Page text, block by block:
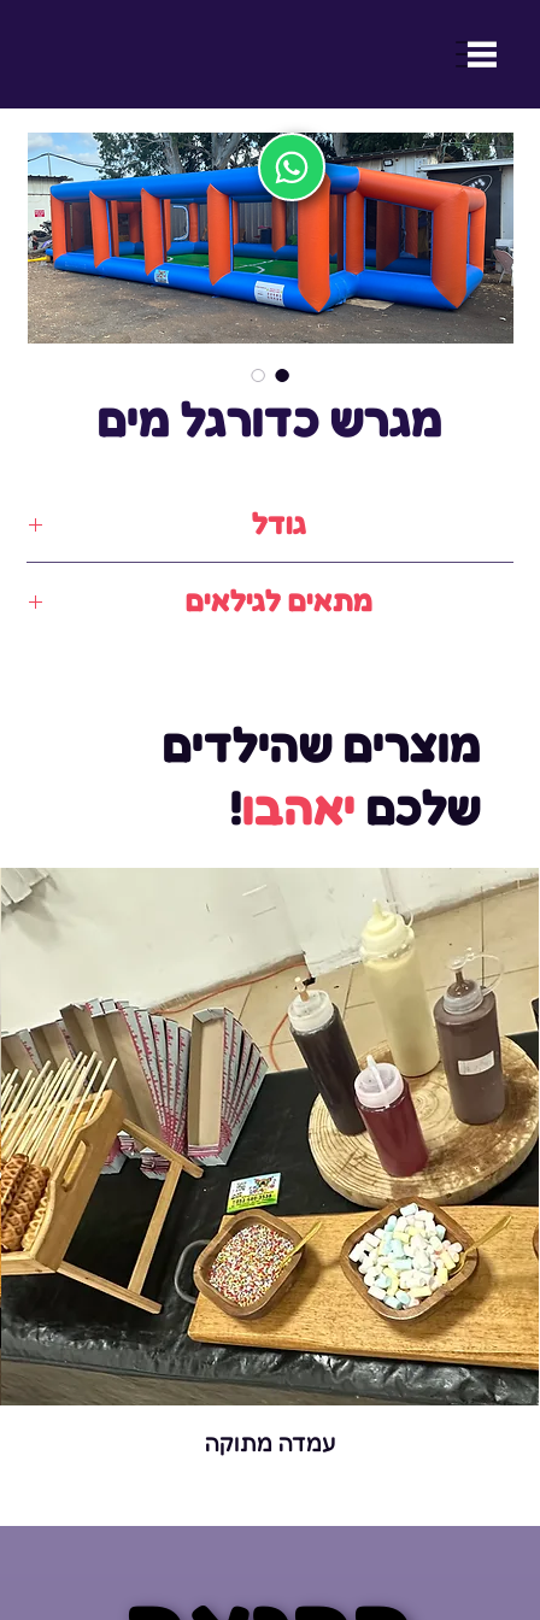
מוצרים שהילדים
שלכם יאהבו!
עמדה מתוקה
מגרש כדורגל מים
גודל
מתאים לגילאים